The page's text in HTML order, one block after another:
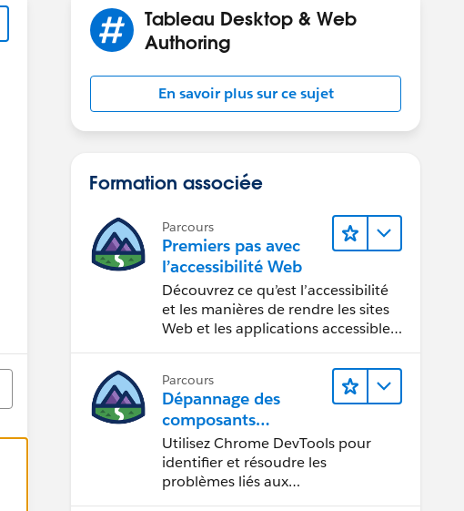
Tableau Desktop & Web
Authoring
En savoir plus sur ce sujet
Formation associée
Parcours
Premiers pas avec
l’accessibilité Web
Découvrez ce qu’est l’accessibilité
et les manières de rendre les sites
Web et les applications accessibles
Parcours
Dépannage des
composants
Web Lightning
Utilisez Chrome DevTools pour
identifier et résoudre les
problèmes liés aux